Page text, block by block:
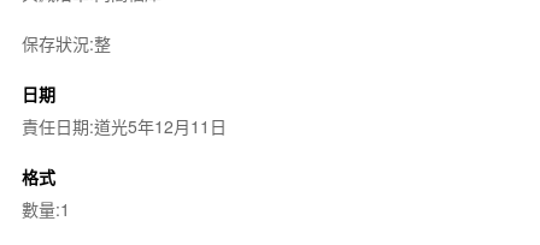
保存狀況:整
日期
責任日期:道光5年12月11日
格式
數量:1